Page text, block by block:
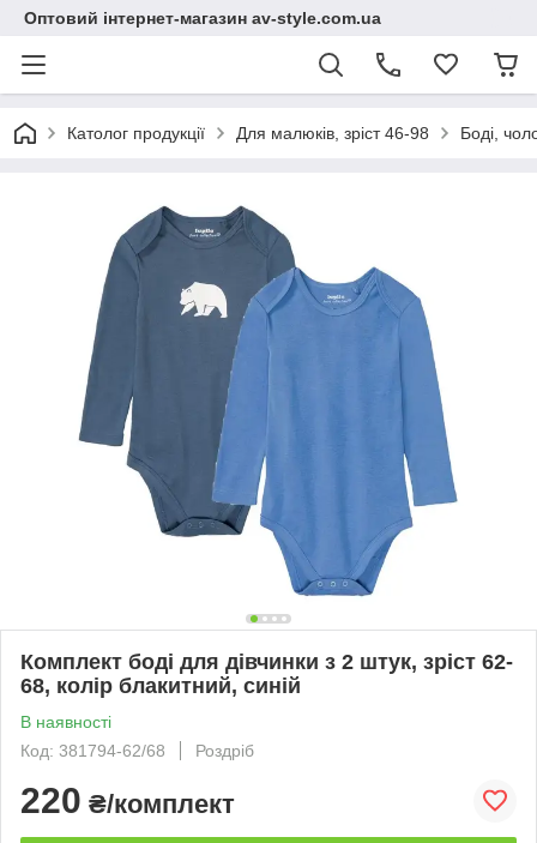
Оптовий інтернет-магазин av-style.com.ua
Католог продукції Для малюків, зріст 46-98 Боді,
Комплект боді для дівчинки з 2 штук, зріст 62-
68, колір блакитний, синій
В наявності
Код: 381794-62/68
Роздріб
220 ₴/комплект